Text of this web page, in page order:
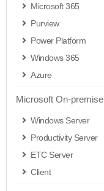
Microsoft 365
Purview
Power Platform
Windows 365
Azure
Microsoft On-premise
Windows Server
Productivity Server
ETC Server
Client